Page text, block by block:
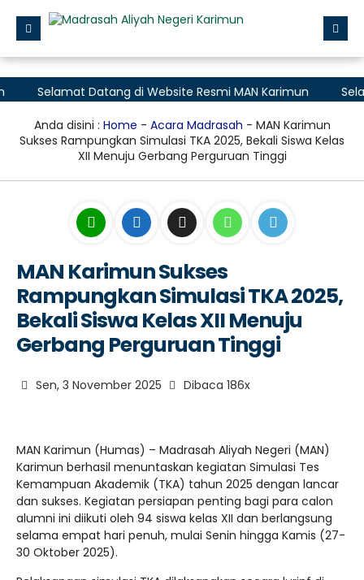
Profile
Layanan Madrasah
Zona Integritas
Selamat Datang di Website Resmi MAN Karimun Selamat
Anda disini : Home - Acara Madrasah - MAN Karimun
Sukses Rampungkan Simulasi TKA 2025, Bekali Siswa Kelas
XII Menuju Gerbang Perguruan Tinggi
MAN Karimun Sukses
Rampungkan Simulasi TKA 2025,
Bekali Siswa Kelas XII Menuju
Gerbang Perguruan Tinggi
Sen, 3 November 2025 Dibaca 186x
MAN Karimun (Humas) – Madrasah Aliyah Negeri (MAN)
Karimun berhasil menuntaskan kegiatan Simulasi Tes
Kemampuan Akademik (TKA) tahun 2025 dengan lancar
dan sukses. Kegiatan persiapan penting bagi para calon
alumni ini diikuti oleh 94 siswa kelas XII dan berlangsung
selama empat hari penuh, mulai Senin hingga Kamis (27-
30 Oktober 2025).